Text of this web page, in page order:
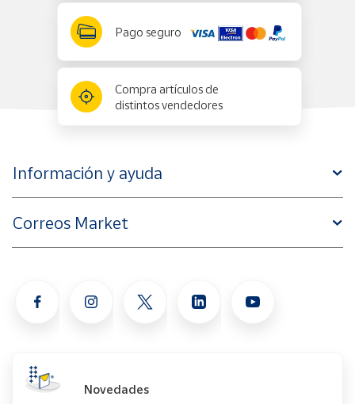
Pago seguro
Compra artículos de
distintos vendedores
Información y ayuda
Correos Market
Novedades